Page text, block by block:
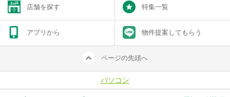
店舗を探す 特集一覧
アプリから 物件提案してもらう
ページの先頭へ
パソコン